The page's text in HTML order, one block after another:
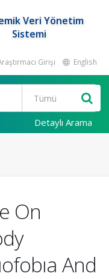
Veri Yönetim
Sistemi
Girişi English
Detaylı Arama
On
And